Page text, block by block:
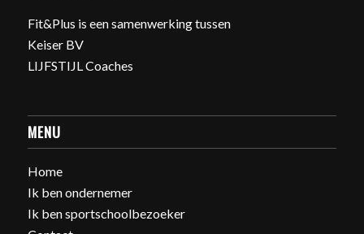
Fit&Plus is een samenwerking tussen
Keiser BV
LIJFSTIJL Coaches
MENU
Home
Ik ben ondernemer
Ik ben sportschoolbezoeker